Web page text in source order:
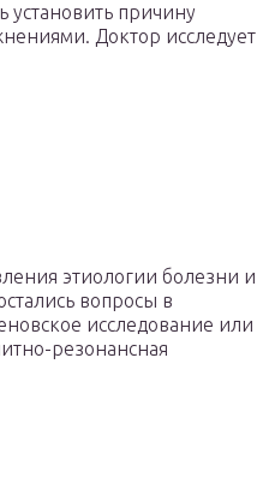
установить причину
Доктор исследует
этиологии болезни и
вопросы в
исследование или
резонансная